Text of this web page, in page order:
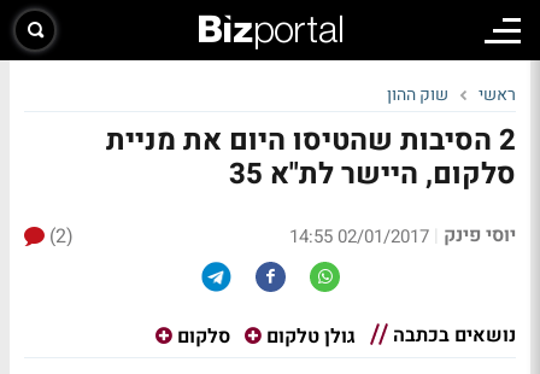
ראשי שוק ההון
2 הסיבות שהטיסו היום את מניית
סלקום, היישר לת"א 35
יוסי פינק |
02/01/2017 14:55
(2)
נושאים בכתבה גולן טלקום סלקום